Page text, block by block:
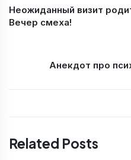
Неожиданный визит
Вечер смеха!
Анекдот про
Related Posts